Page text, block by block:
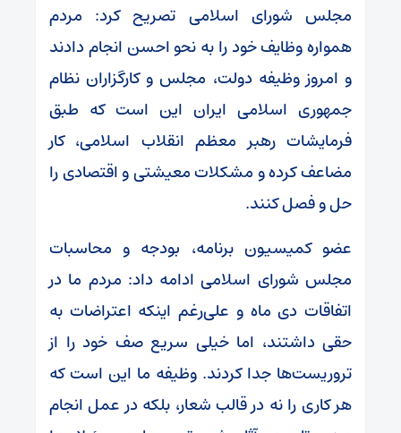
مجلس شورای اسلامی تصریح کرد: مردم
همواره وظایف خود را به نحو احسن انجام دادند
و امروز وظیفه دولت، مجلس و کارگزاران نظام
جمهوری اسلامی ایران این است که طبق
فرمایشات رهبر معظم انقلاب اسلامی، کار
مضاعف کرده و مشکلات معیشتی و اقتصادی را
حل و فصل کنند.
عضو کمیسیون برنامه، بودجه و محاسبات
مجلس شورای اسلامی ادامه داد: مردم ما در
اتفاقات دی ماه و علی‌رغم اینکه اعتراضات به
حقی داشتند، اما خیلی سریع صف خود را از
تروریست‌ها جدا کردند. وظیفه ما این است که
هر کاری را نه در قالب شعار، بلکه در عمل انجام